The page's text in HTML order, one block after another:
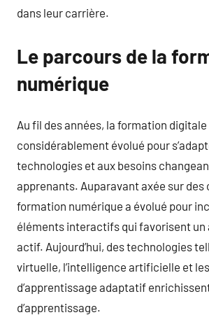
dans leur carrière.
Le parcours de la
numérique
Au fil des années, la formation digitale
considérablement évolué pour
technologies et aux besoins
apprenants. Auparavant axée sur des
formation numérique a évolué pour
éléments interactifs qui favorisent un
actif. Aujourd’hui, des technologies
virtuelle, l’intelligence artificielle et
d’apprentissage adaptatif
d’apprentissage.